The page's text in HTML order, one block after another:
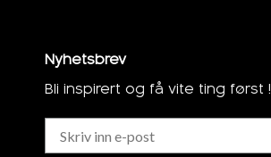
Nyhetsbrev
Bli inspirert og få vite ting først !